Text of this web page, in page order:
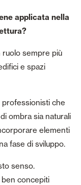
applicata nella
sempre più
e spazi
che
ombra sia naturali
elementi
fase di sviluppo.
senso.
concepiti